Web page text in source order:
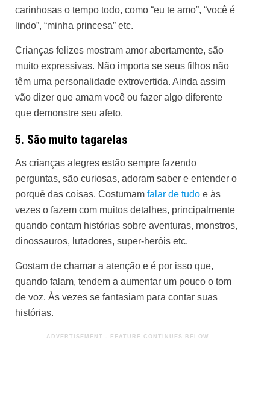
carinhosas o tempo todo, como “eu te amo”, “você é
lindo”, “minha princesa” etc.
Crianças felizes mostram amor abertamente, são
muito expressivas. Não importa se seus filhos não
têm uma personalidade extrovertida. Ainda assim
vão dizer que amam você ou fazer algo diferente
que demonstre seu afeto.
5. São muito tagarelas
As crianças alegres estão sempre fazendo
perguntas, são curiosas, adoram saber e entender o
porquê das coisas. Costumam falar de tudo e às
vezes o fazem com muitos detalhes, principalmente
quando contam histórias sobre aventuras, monstros,
dinossauros, lutadores, super-heróis etc.
Gostam de chamar a atenção e é por isso que,
quando falam, tendem a aumentar um pouco o tom
de voz. Às vezes se fantasiam para contar suas
histórias.